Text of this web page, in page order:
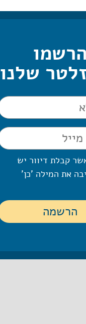
הרשמו
שלנו
קבלת דיוור יש
את המילה 'כן'